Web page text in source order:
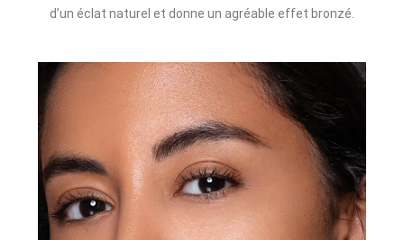
d’un éclat naturel et donne un agréable effet bronzé.